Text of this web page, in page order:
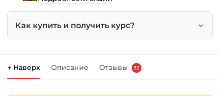
Midjourney
Как купить и получить курс?
Справа появится корзина — нажмите
↑ Наверх Описание Отзывы 32